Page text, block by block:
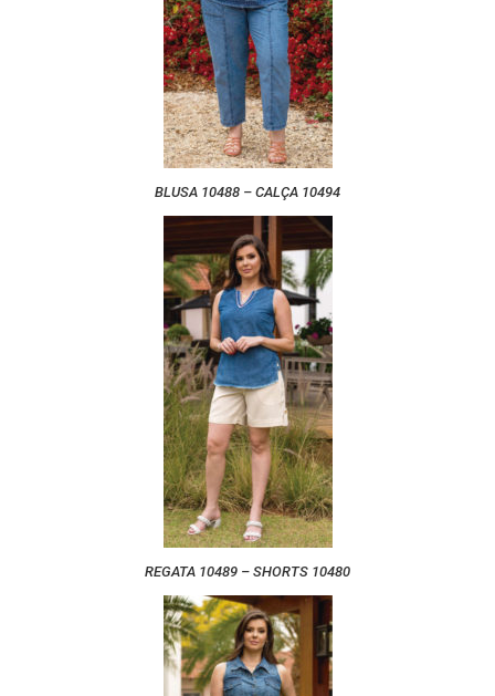
BLUSA 10488 – CALÇA 10494
REGATA 10489 – SHORTS 10480